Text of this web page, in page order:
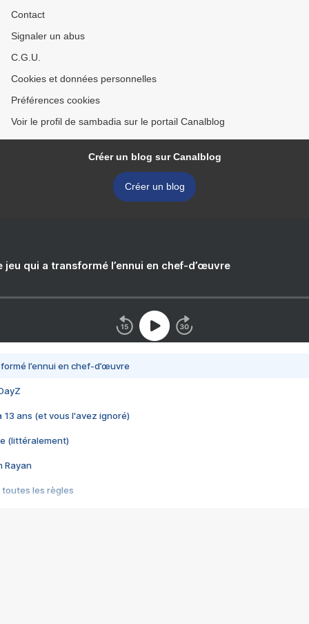
Contact
Signaler un abus
C.G.U.
Cookies et données personnelles
Préférences cookies
Voir le profil de sambadia sur le portail Canalblog
Créer un blog sur Canalblog
Créer un blog
jeu qui a transformé l’ennui en chef-d’œuvre
l’ennui en chef-d’œuvre
13 ans (et vous l'avez ignoré)
(littéralement)
Rayan
toutes les règles